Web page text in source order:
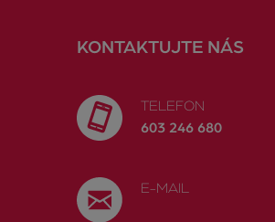
KONTAKTUJTE NÁS
TELEFON
603 246 680
E-MAIL